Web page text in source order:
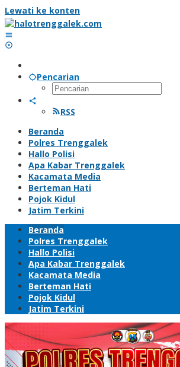
Lewati ke konten
Pencarian
RSS
Beranda
Polres Trenggalek
Hallo Polisi
Apa Kabar Trenggalek
Kacamata Media
Berteman Hati
Pojok Kidul
Jatim Terkini
Beranda
Polres Trenggalek
Hallo Polisi
Apa Kabar Trenggalek
Kacamata Media
Berteman Hati
Pojok Kidul
Jatim Terkini